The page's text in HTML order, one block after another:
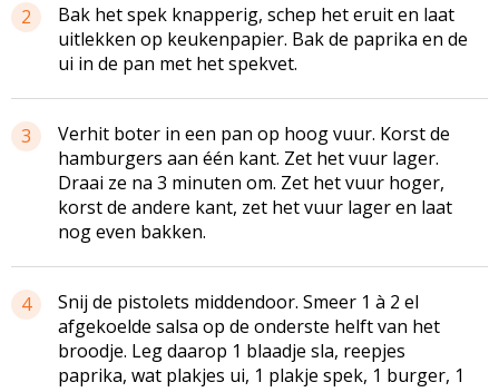
2
Bak het spek knapperig, schep het eruit en laat
uitlekken op keukenpapier. Bak de paprika en de
ui in de pan met het spekvet.
3
Verhit boter in een pan op hoog vuur. Korst de
hamburgers aan één kant. Zet het vuur lager.
Draai ze na 3 minuten om. Zet het vuur hoger,
korst de andere kant, zet het vuur lager en laat
nog even bakken.
4
Snij de pistolets middendoor. Smeer 1 à 2 el
afgekoelde salsa op de onderste helft van het
broodje. Leg daarop 1 blaadje sla, reepjes
paprika, wat plakjes ui, 1 plakje spek, 1 burger, 1